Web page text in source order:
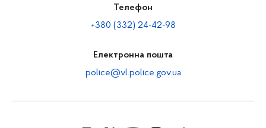
Телефон
+380 (332) 24-42-98
Електронна пошта
police@vl.police.gov.ua